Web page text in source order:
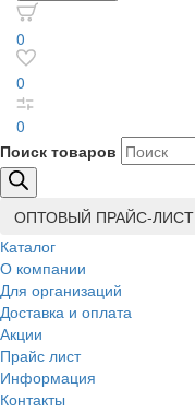
0
0
0
Поиск товаров
ОПТОВЫЙ ПРАЙС-ЛИСТ
Каталог
О компании
Для организаций
Доставка и оплата
Акции
Прайс лист
Информация
Контакты